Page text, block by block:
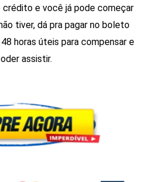
e você já pode começar
tiver, dá pra pagar no boleto
horas úteis para compensar e
assistir.